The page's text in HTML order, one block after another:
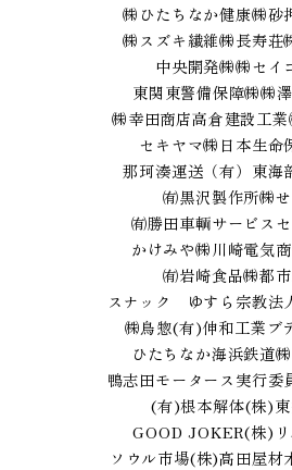
㈱ひたちなか健康㈱砂
㈱スズキ繊維㈱長寿荘
中央開発㈱㈱セイ
東関東警備保障㈱㈱
㈱幸田商店高倉建設工
セキヤマ㈱ 日本生命
那珂湊運送（有） 東海
㈲黒沢製作所㈱
㈲勝田車輌サービス
かけみや㈱川崎電気
㈲岩崎食品㈱都
スナック ゆすら 宗教
㈱鳥惣(有)伸和工業ブ
ひたちなか海浜鉄道㈱
鴨志田モータース実行
(有)根本解体(株)
GOOD JOKER(株)リ
ソウル市場(株)髙田屋材